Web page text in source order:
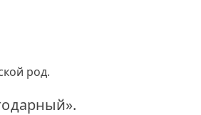
род.